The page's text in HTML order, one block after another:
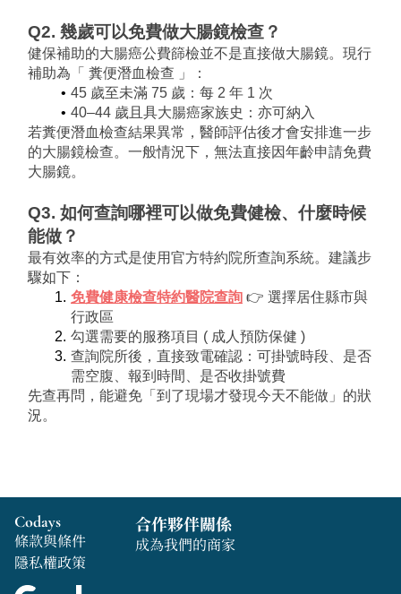
Q2. 幾歲可以免費做大腸鏡檢查？
健保補助的大腸癌公費篩檢並不是直接做大腸鏡。現行
補助為「 糞便潛血檢查 」：
45 歲至未滿 75 歲：每 2 年 1 次
40–44 歲且具大腸癌家族史：亦可納入
若糞便潛血檢查結果異常，醫師評估後才會安排進一步
的大腸鏡檢查。一般情況下，無法直接因年齡申請免費
大腸鏡。
Q3. 如何查詢哪裡可以做免費健檢、什麼時候
能做？
最有效率的方式是使用官方特約院所查詢系統。建議步
驟如下：
免費健康檢查特約醫院查詢 👉 選擇居住縣市與
行政區
勾選需要的服務項目 ( 成人預防保健 )
查詢院所後，直接致電確認：可掛號時段、是否
需空腹、報到時間、是否收掛號費
先查再問，能避免「到了現場才發現今天不能做」的狀
況。
Codays
條款與條件
隱私權政策
合作夥伴關係
成為我們的商家